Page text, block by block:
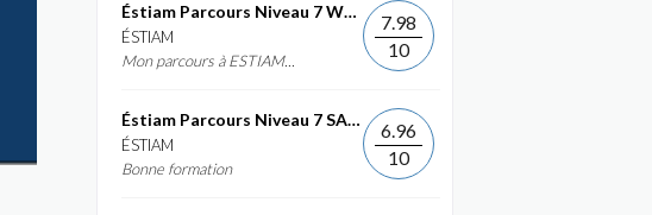
Éstiam Parcours Niveau 7 Web &...
ÉSTIAM
Mon parcours à ESTIAM...
7.98
10
Éstiam Parcours Niveau 7 SAP ERP...
ÉSTIAM
Bonne formation
6.96
10